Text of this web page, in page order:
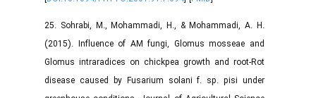
25. Sohrabi, M., Mohammadi, H., & Mohammadi, A. H.
(2015). Influence of AM fungi, Glomus mosseae and
Glomus intraradices on chickpea growth and root-Rot
disease caused by Fusarium solani f. sp. pisi under